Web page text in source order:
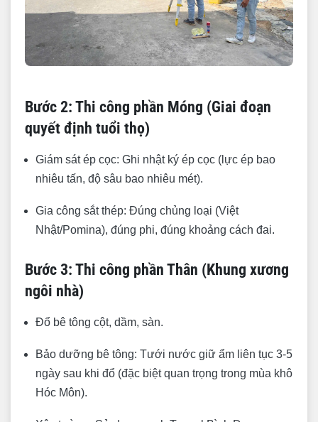
Bước 2: Thi công phần Móng (Giai đoạn
quyết định tuổi thọ)
Giám sát ép cọc: Ghi nhật ký ép cọc (lực ép bao
nhiêu tấn, độ sâu bao nhiêu mét).
Gia công sắt thép: Đúng chủng loại (Việt
Nhật/Pomina), đúng phi, đúng khoảng cách đai.
Bước 3: Thi công phần Thân (Khung xương
ngôi nhà)
Đổ bê tông cột, dầm, sàn.
Bảo dưỡng bê tông: Tưới nước giữ ẩm liên tục 3-5
ngày sau khi đổ (đặc biệt quan trọng trong mùa khô
Hóc Môn).